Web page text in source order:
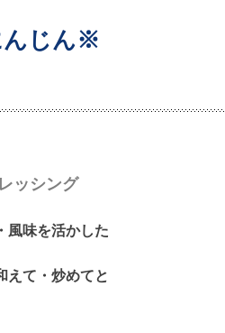
んじん※
ッシング
風味を活かした
えて・炒めてと